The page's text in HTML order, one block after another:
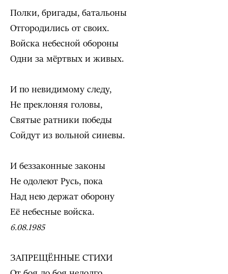
Полки, бригады, батальоны
Отгородились от своих.
Войска небесной обороны
Одни за мёртвых и живых.
И по невидимому следу,
Не преклоняя головы,
Святые ратники победы
Сойдут из вольной синевы.
И беззаконные законы
Не одолеют Русь, пока
Над нею держат оборону
Её небесные войска.
6.08.1985
ЗАПРЕЩЁННЫЕ СТИХИ